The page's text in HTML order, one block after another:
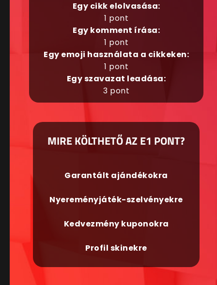
Egy cikk elolvasása:
1 pont
Egy komment írása:
1 pont
Egy emoji használata a cikkeken:
1 pont
Egy szavazat leadása:
3 pont
MIRE KÖLTHETŐ AZ E1 PONT?
Garantált ajándékokra
Nyereményjáték-szelvényekre
Kedvezmény kuponokra
Profil skinekre